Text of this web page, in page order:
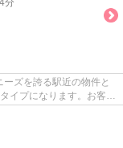
分
ズを誇る駅近の物件と
イプになります。お客様